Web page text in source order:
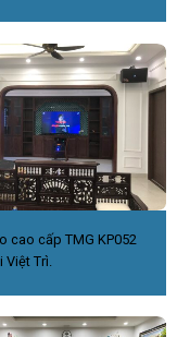
cao cấp TMG KP052
Việt Trì.